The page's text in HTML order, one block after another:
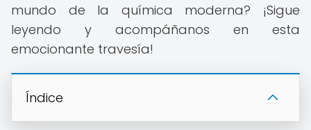
mundo de la química moderna? ¡Sigue
leyendo y acompáñanos en esta
emocionante travesía!
Índice